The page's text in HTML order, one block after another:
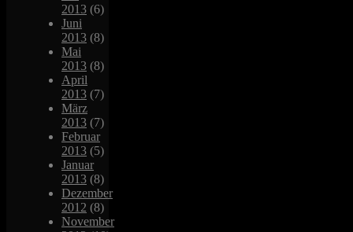
2013 (6)
Juni
2013 (8)
Mai
2013 (8)
April
2013 (7)
März
2013 (7)
Februar
2013 (5)
Januar
2013 (8)
Dezember
2012 (8)
November